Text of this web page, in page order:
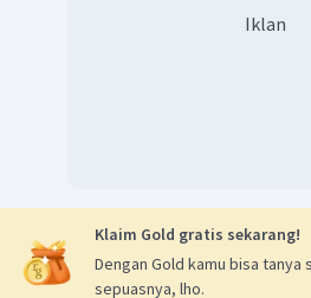
Iklan
Klaim Gold gratis sekarang!
Dengan Gold kamu bisa tanya
sepuasnya, lho.